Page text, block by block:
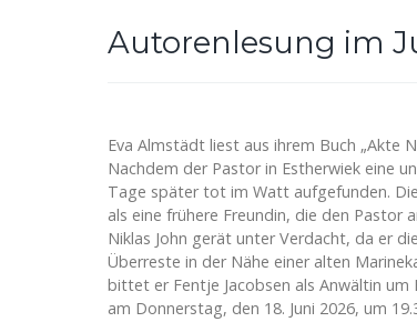
Autorenlesung im
Eva Almstädt liest aus ihrem Buch „Akte
Nachdem der Pastor in Estherwiek eine
Tage später tot im Watt aufgefunden.
als eine frühere Freundin, die den
Niklas John gerät unter Verdacht, da er
Überreste in der Nähe einer alten
bittet er Fentje Jacobsen als Anwältin
am Donnerstag, den 18. Juni 2026, um